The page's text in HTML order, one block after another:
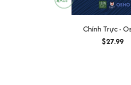
Chính Trực -
$27.99